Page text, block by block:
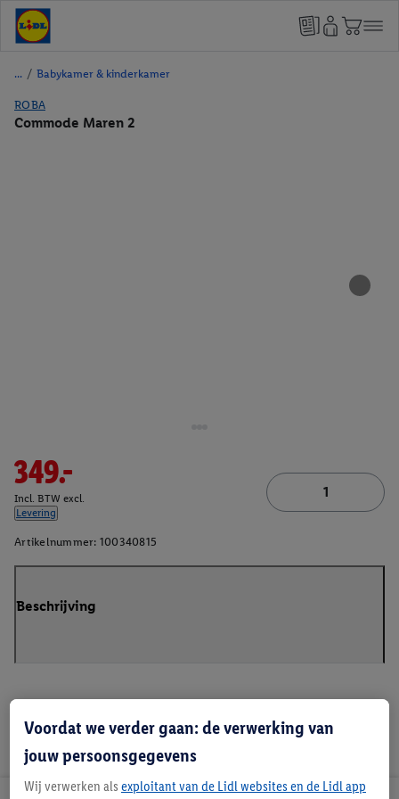
/ Babykamer & kinderkamer
ROBA
Commode Maren 2
349.-
Incl. BTW excl.
Levering
Artikelnummer: 100340815
Beschrijving
Voordat we verder gaan: de verwerking van
jouw persoonsgegevens
Wij verwerken als exploitant van de Lidl websites en de Lidl app